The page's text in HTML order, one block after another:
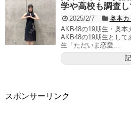
学や高校も調査
2025/2/7
奥本カ
AKB48の19期生・奥本
AKB48の19期生として
生「ただいま恋愛...
スポンサーリンク